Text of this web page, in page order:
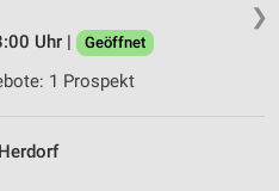
❯
Uhr |
Geöffnet
1 Prospekt